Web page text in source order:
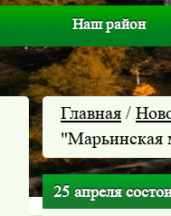
Наш район
Главная /
"Марьинская
25 апреля